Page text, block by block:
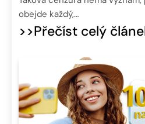
obejde každý,…
>>Přečíst celý